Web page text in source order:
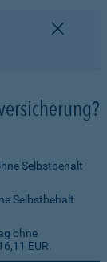
Selbstbehalt
Selbstbehalt
ohne
EUR.